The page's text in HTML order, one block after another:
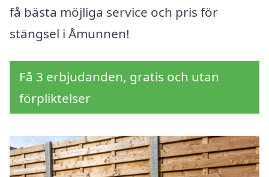
få bästa möjliga service och pris för
stängsel i Åmunnen!
Få 3 erbjudanden, gratis och utan
förpliktelser